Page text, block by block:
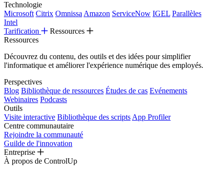
Technologie
Microsoft Citrix Omnissa Amazon ServiceNow IGEL Parallèles
Intel
Tarification
Ressources
Ressources
Découvrez du contenu, des outils et des idées pour simplifier
l'informatique et améliorer l'expérience numérique des employés.
Perspectives
Blog Bibliothèque de ressources Études de cas Evénements
Webinaires Podcasts
Outils
Visite interactive Bibliothèque des scripts App Profiler
Centre communautaire
Rejoindre la communauté
Guilde de l'innovation
Entreprise
À propos de ControlUp